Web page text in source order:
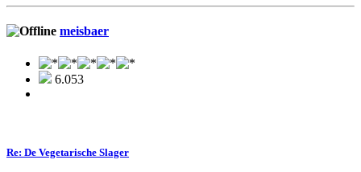
meisbaer
6.053
Re: De Vegetarische Slager